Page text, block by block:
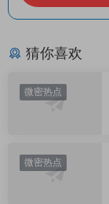
猜你喜欢
微密热点
微密热点